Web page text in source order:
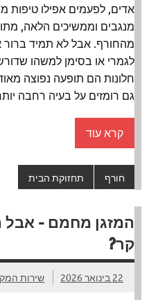
אדים, לפעמים אפילו טיפות
מנגבים וממשיכים הלאה,
מהחורף. אבל לא תמיד
לגמרי או בסימן למשהו
חלונות הם תופעה נפוצה
גם רומזים על בעיה רחבה
קרא עוד
חורף תחזוקת הבית
המזגן מחמם – אבל
קר?
22 בינואר 2026 שירות